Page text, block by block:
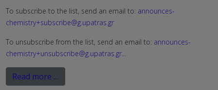
To subscribe to the list, send an email to: announces-
chemistry+subscribe@g.upatras.gr
To unsubscribe from the list, send an email to: announces-
chemistry+unsubscribe@g.upatras.gr...
Read more …